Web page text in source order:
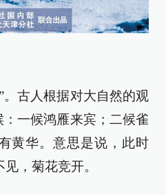
。古人根据对大自然的观
：一候鸿雁来宾；二候雀
黄华。意思是说，此时
，菊花竞开。